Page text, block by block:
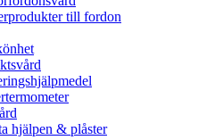
till fordon
hjälpen & plåster